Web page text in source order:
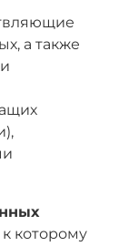
а также
которому